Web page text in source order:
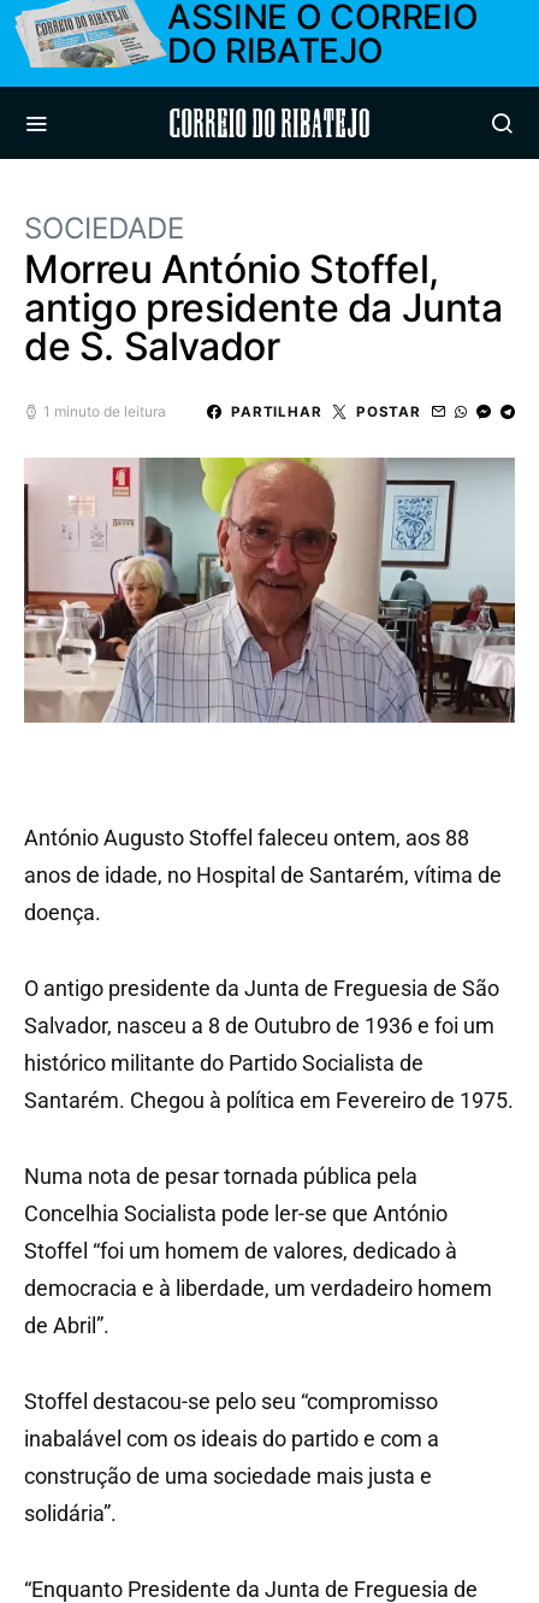
ASSINE O CORREIO
DO RIBATEJO
Correio do Ribatejo
SOCIEDADE
Morreu António Stoffel,
antigo presidente da Junta
de S. Salvador
1 minuto de leitura PARTILHAR POSTAR
António Augusto Stoffel faleceu ontem, aos 88
anos de idade, no Hospital de Santarém, vítima de
doença.
O antigo presidente da Junta de Freguesia de São
Salvador, nasceu a 8 de Outubro de 1936 e foi um
histórico militante do Partido Socialista de
Santarém. Chegou à política em Fevereiro de 1975.
Numa nota de pesar tornada pública pela
Concelhia Socialista pode ler-se que António
Stoffel “foi um homem de valores, dedicado à
democracia e à liberdade, um verdadeiro homem
de Abril”.
Stoffel destacou-se pelo seu “compromisso
inabalável com os ideais do partido e com a
construção de uma sociedade mais justa e
solidária”.
“Enquanto Presidente da Junta de Freguesia de